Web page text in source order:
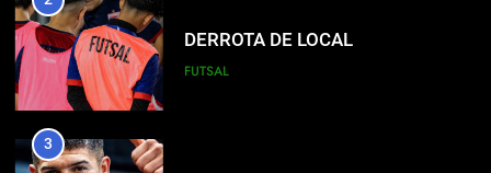
DERROTA DE LOCAL
FUTSAL
3